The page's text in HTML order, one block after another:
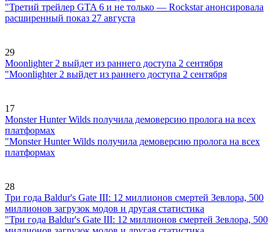
"Третий трейлер GTA 6 и не только — Rockstar анонсировала
расширенный показ 27 августа
29
Moonlighter 2 выйдет из раннего доступа 2 сентября
"Moonlighter 2 выйдет из раннего доступа 2 сентября
17
Monster Hunter Wilds получила демоверсию пролога на всех
платформах
"Monster Hunter Wilds получила демоверсию пролога на всех
платформах
28
Три года Baldur's Gate III: 12 миллионов смертей Зевлора, 500
миллионов загрузок модов и другая статистика
"Три года Baldur's Gate III: 12 миллионов смертей Зевлора, 500